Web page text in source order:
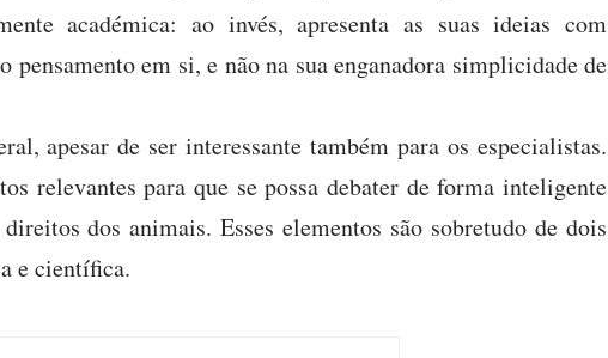
académica: ao invés, apresenta as suas ideias com
em si, e não na sua enganadora simplicidade de
apesar de ser interessante também para os especialistas.
relevantes para que se possa debater de forma inteligente
dos animais. Esses elementos são sobretudo de dois
e científica.